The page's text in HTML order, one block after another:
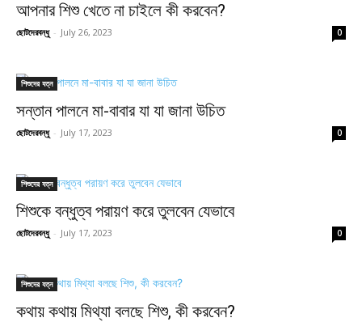
আপনার শিশু খেতে না চাইলে কী করবেন?
ছোটদেরবন্ধু - July 26, 2023 0
শিশুদের যত্ন
সন্তান পালনে মা-বাবার যা যা জানা উচিত
ছোটদেরবন্ধু - July 17, 2023 0
শিশুদের যত্ন
শিশুকে বন্ধুত্ব পরায়ণ করে তুলবেন যেভাবে
ছোটদেরবন্ধু - July 17, 2023 0
শিশুদের যত্ন
কথায় কথায় মিথ্যা বলছে শিশু, কী করবেন?